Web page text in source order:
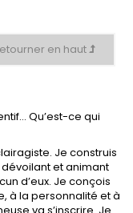
en haut
Qu’est-ce qui
Je construis
et animant
d’eux. Je conçois
à la personnalité et à